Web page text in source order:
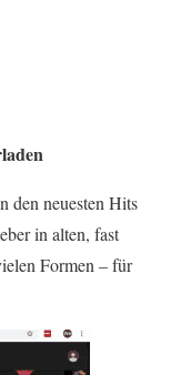
den neuesten Hits
in alten, fast
Formen – für